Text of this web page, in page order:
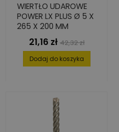
WIERTŁO UDAROWE
POWER LX PLUS Ø 5 X
265 X 200 MM
Cena
21,16 zł Cena
podstawowa
42,32 zł
Dodaj do koszyka